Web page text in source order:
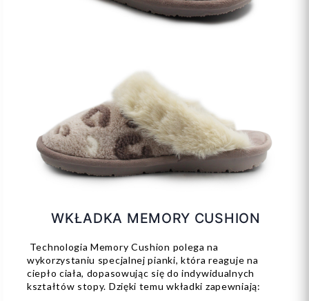
WKŁADKA MEMORY CUSHION
Technologia Memory Cushion polega na
wykorzystaniu specjalnej pianki, która reaguje na
ciepło ciała, dopasowując się do indywidualnych
kształtów stopy. Dzięki temu wkładki zapewniają: